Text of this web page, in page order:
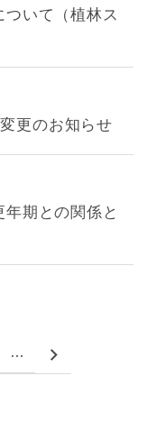
ついて（植林ス
更のお知らせ
期との関係と
…